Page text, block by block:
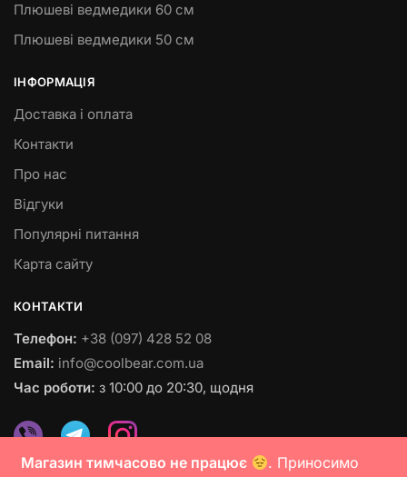
Магазин тимчасово не працює
. Приносимо
Плюшеві ведмедики 60 см
Плюшеві ведмедики 50 см
ІНФОРМАЦІЯ
Доставка і оплата
Контакти
Про нас
Відгуки
Популярні питання
Карта сайту
КОНТАКТИ
Телефон: +38 (097) 428 52 08
Email: info@coolbear.com.ua
Час роботи: з 10:00 до 20:30, щодня